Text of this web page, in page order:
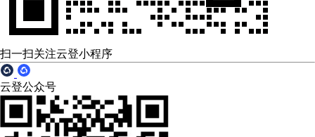
扫一扫关注云登小程序
云登公众号